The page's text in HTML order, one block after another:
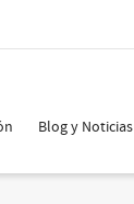
Blog y Noticias